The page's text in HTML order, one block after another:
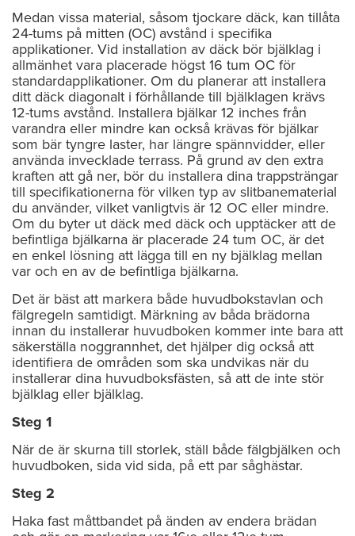
Medan vissa material, såsom tjockare däck, kan tillåta
24-tums på mitten (OC) avstånd i specifika
applikationer. Vid installation av däck bör bjälklag i
allmänhet vara placerade högst 16 tum OC för
standardapplikationer. Om du planerar att installera
ditt däck diagonalt i förhållande till bjälklagen krävs
12-tums avstånd. Installera bjälkar 12 inches från
varandra eller mindre kan också krävas för bjälkar
som bär tyngre laster, har längre spännvidder, eller
använda invecklade terrass. På grund av den extra
kraften att gå ner, bör du installera dina trappsträngar
till specifikationerna för vilken typ av slitbanematerial
du använder, vilket vanligtvis är 12 OC eller mindre.
Om du byter ut däck med däck och upptäcker att de
befintliga bjälkarna är placerade 24 tum OC, är det
en enkel lösning att lägga till en ny bjälklag mellan
var och en av de befintliga bjälkarna.
Det är bäst att markera både huvudbokstavlan och
fälgregeln samtidigt. Märkning av båda brädorna
innan du installerar huvudboken kommer inte bara att
säkerställa noggrannhet, det hjälper dig också att
identifiera de områden som ska undvikas när du
installerar dina huvudboksfästen, så att de inte stör
bjälklag eller bjälklag.
Steg 1
När de är skurna till storlek, ställ både fälgbjälken och
huvudboken, sida vid sida, på ett par såghästar.
Steg 2
Haka fast måttbandet på änden av endera brädan